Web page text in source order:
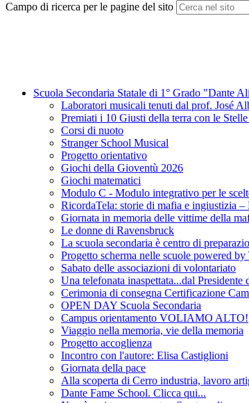
Campo di ricerca per le pagine del sito
Scuola Secondaria Statale di 1° Grado "Dante
Laboratori musicali tenuti dal prof. José
Premiati i 10 Giusti della terra con le
Corsi di nuoto
Stranger School Musical
Progetto orientativo
Giochi della Gioventù 2026
Giochi matematici
Modulo C - Modulo integrativo per le
RicordaTela: storie di mafia e ingiustizia
Giornata in memoria delle vittime della
Le donne di Ravensbruck
La scuola secondaria è centro di
Progetto scherma nelle scuole powered
Sabato delle associazioni di volontariato
Una telefonata inaspettata...dal
Cerimonia di consegna Certificazione
OPEN DAY Scuola Secondaria
Campus orientamento VOLIAMO ALTO!
Viaggio nella memoria, vie della memoria
Progetto accoglienza
Incontro con l'autore: Elisa Castiglioni
Giornata della pace
Alla scoperta di Cerro industria, lavoro
Dante Fame School. Clicca qui...